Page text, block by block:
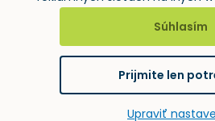
2026 ©Wolters Kluwer SR s.r.o.,
Bratislava
GDPR
Cookies
vytvoril
Súhlasím
Prijmite len
Upraviť